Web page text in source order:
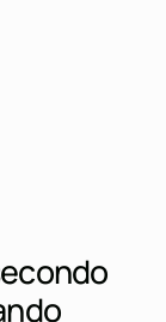
econdo
ndo